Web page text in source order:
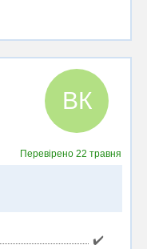
ВК
Перевірено22 травня
✔️